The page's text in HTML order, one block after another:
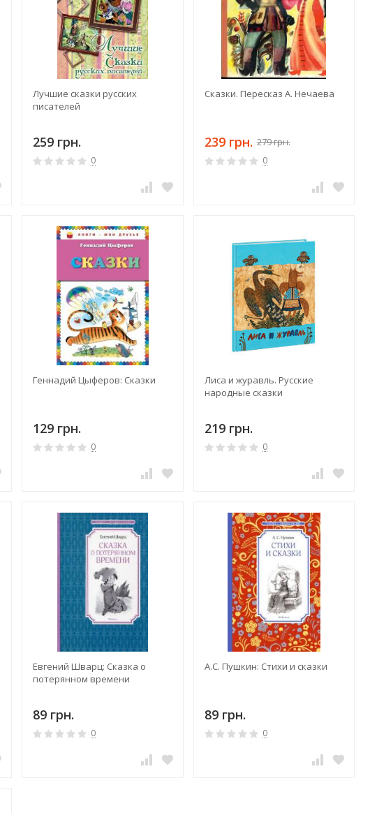
Лучшие сказки русских
писателей
259 грн.
0
Сказки. Пересказ А. Нечаева
239 грн. 279 грн.
0
Геннадий Цыферов: Сказки
129 грн.
0
Лиса и журавль. Русские
народные сказки
219 грн.
0
Евгений Шварц: Сказка о
потерянном времени
89 грн.
0
А.С. Пушкин: Стихи и сказки
89 грн.
0